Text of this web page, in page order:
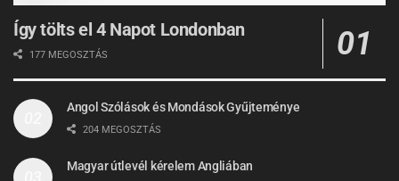
Így tölts el 4 Napot Londonban
177 MEGOSZTÁS
Angol Szólások és Mondások Gyűjteménye
204 MEGOSZTÁS
Magyar útlevél kérelem Angliában